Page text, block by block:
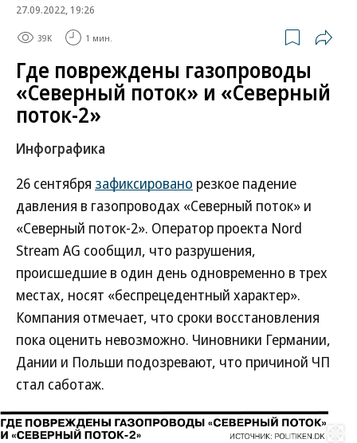
27.09.2022, 19:26
39K 1 мин.
Где повреждены газопроводы
«Северный поток» и «Северный
поток-2»
Инфографика
26 сентября зафиксировано резкое падение
давления в газопроводах «Северный поток» и
«Северный поток-2». Оператор проекта Nord
Stream AG сообщил, что разрушения,
происшедшие в один день одновременно в трех
местах, носят «беспрецедентный характер».
Компания отмечает, что сроки восстановления
пока оценить невозможно. Чиновники Германии,
Дании и Польши подозревают, что причиной ЧП
стал саботаж.